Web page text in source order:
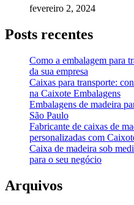
fevereiro 2, 2024
Posts recentes
Como a embalagem para
da sua empresa
Caixas para transporte:
na Caixote Embalagens
Embalagens de madeira
São Paulo
Fabricante de caixas de
personalizadas com
Caixa de madeira sob
para o seu negócio
Arquivos